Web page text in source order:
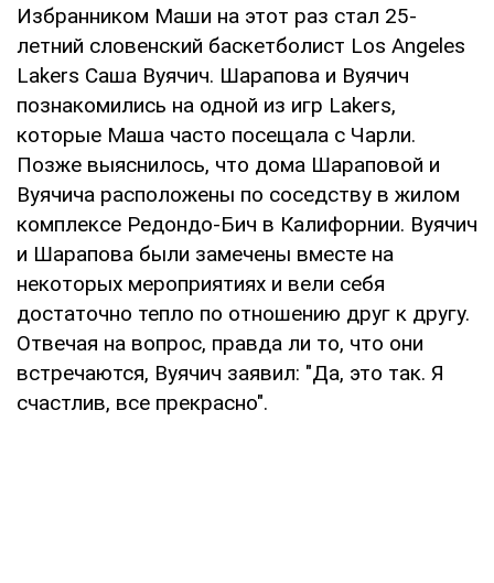
Избранником Маши на этот раз стал 25-
летний словенский баскетболист Los Angeles
Lakers Саша Вуячич. Шарапова и Вуячич
познакомились на одной из игр Lakers,
которые Маша часто посещала с Чарли.
Позже выяснилось, что дома Шараповой и
Вуячича расположены по соседству в жилом
комплексе Редондо-Бич в Калифорнии. Вуячич
и Шарапова были замечены вместе на
некоторых мероприятиях и вели себя
достаточно тепло по отношению друг к другу.
Отвечая на вопрос, правда ли то, что они
встречаются, Вуячич заявил: "Да, это так. Я
счастлив, все прекрасно".